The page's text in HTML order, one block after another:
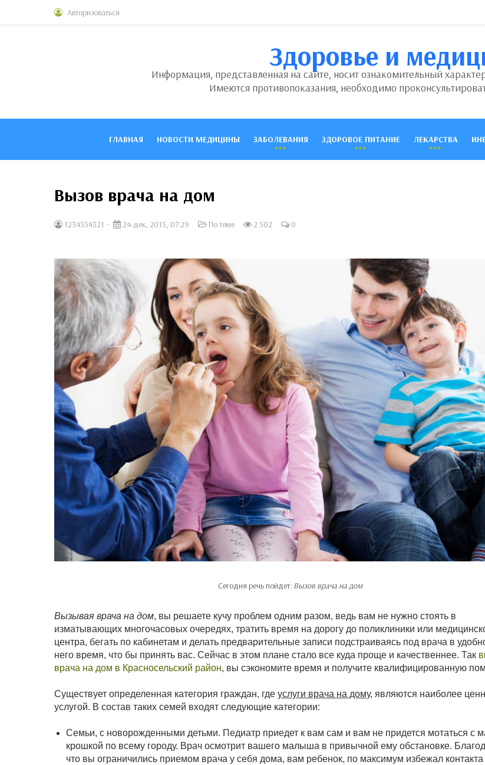
Авторизоваться
Здоровье и
Информация, представленная на сайте, носит ознакомительный
Имеются противопоказания, необходимо
ГЛАВНАЯ НОВОСТИ МЕДИЦИНЫ ЗАБОЛЕВАНИЯ ЗДОРОВОЕ ПИТАНИЕ ЛЕКАРСТВА
Вызов врача на дом
1234554321 24-дек, 2015, 07:29 По теме 2 502 0
Сегодня речь пойдет: Вызов врача на дом
Вызывая врача на дом, вы решаете кучу проблем одним разом, ведь вам не нужно стоять в
изматывающих многочасовых очередях, тратить время на дорогу до поликлиники или
центра, бегать по кабинетам и делать предварительные записи подстраиваясь под врача в
него время, что бы принять вас. Сейчас в этом плане стало все куда проще и качественнее. Так
врача на дом в Красносельский район, вы сэкономите время и получите квалифицированную
Существует определенная категория граждан, где услуги врача на дому, являются наиболее
услугой. В состав таких семей входят следующие категории:
Семьи, с новорожденными детьми. Педиатр приедет к вам сам и вам не придется мотаться с
крошкой по всему городу. Врач осмотрит вашего малыша в привычной ему обстановке.
что вы ограничились приемом врача у себя дома, вам ребенок, по максимум избежал контакта